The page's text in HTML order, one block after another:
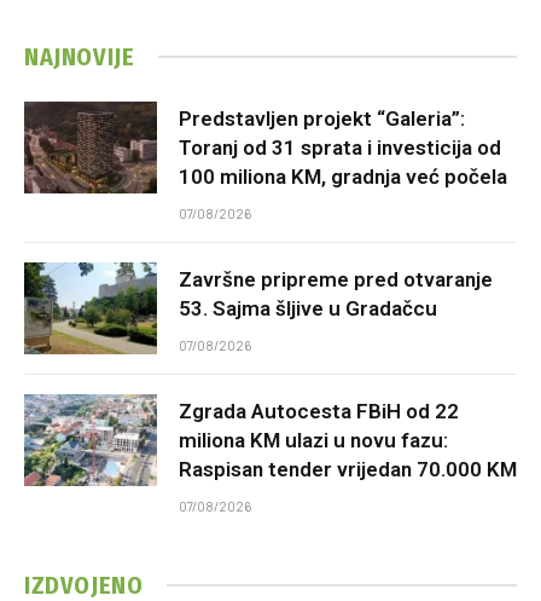
NAJNOVIJE
Predstavljen projekt “Galeria”:
Toranj od 31 sprata i investicija od
100 miliona KM, gradnja već počela
07/08/2026
Završne pripreme pred otvaranje
53. Sajma šljive u Gradačcu
07/08/2026
Zgrada Autocesta FBiH od 22
miliona KM ulazi u novu fazu:
Raspisan tender vrijedan 70.000 KM
07/08/2026
IZDVOJENO